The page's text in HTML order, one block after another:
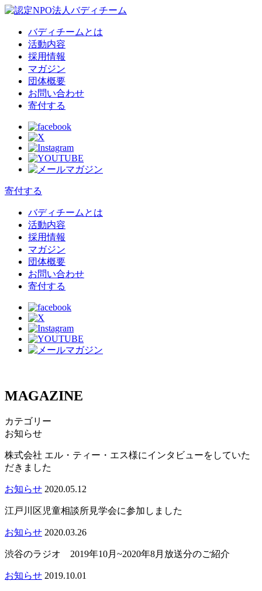
バディチームとは
活動内容
採用情報
マガジン
団体概要
お問い合わせ
寄付する
寄付する
バディチームとは
活動内容
採用情報
マガジン
団体概要
お問い合わせ
寄付する
MAGAZINE
カテゴリー
お知らせ
株式会社 エル・ティー・エス様にインタビューをしていた
だきました
お知らせ 2020.05.12
江戸川区児童相談所見学会に参加しました
お知らせ 2020.03.26
渋谷のラジオ 2019年10月~2020年8月放送分のご紹介
お知らせ 2019.10.01